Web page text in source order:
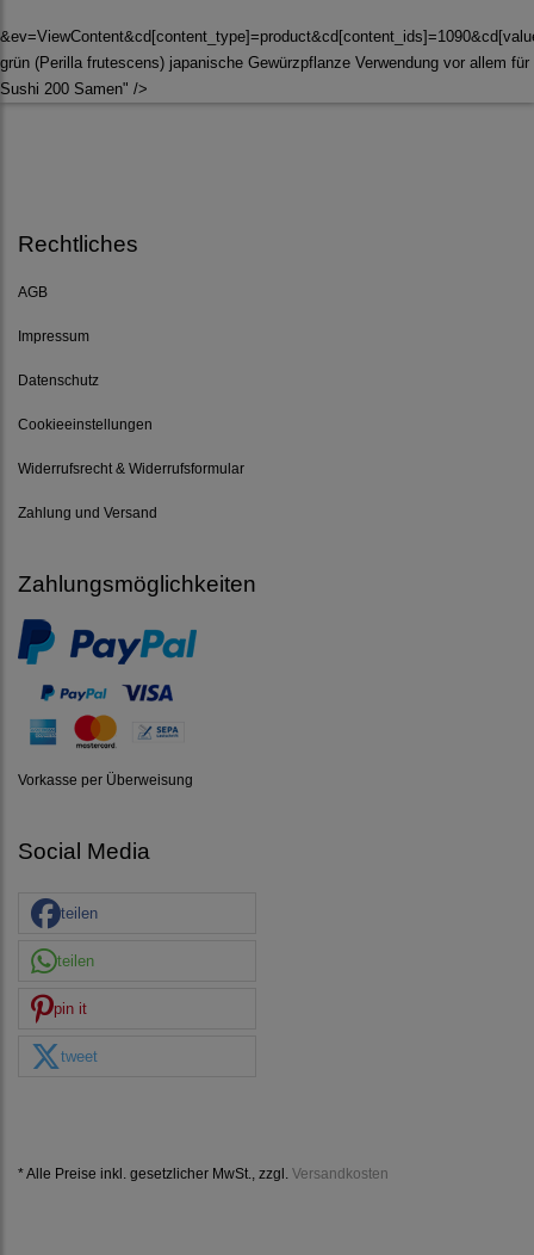
grün (Perilla frutescens) japanische Gewürzpflanze Verwendung vor allem für
Sushi 200 Samen" />
Rechtliches
AGB
Impressum
Datenschutz
Cookieeinstellungen
Widerrufsrecht & Widerrufsformular
Zahlung und Versand
Zahlungsmöglichkeiten
Vorkasse per Überweisung
Social Media
teilen
teilen
pin it
tweet
* Alle Preise inkl. gesetzlicher MwSt., zzgl. Versandkosten